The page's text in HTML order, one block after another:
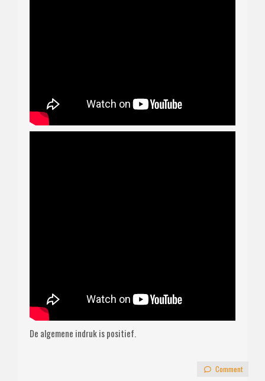
De algemene indruk is positief.
Comment